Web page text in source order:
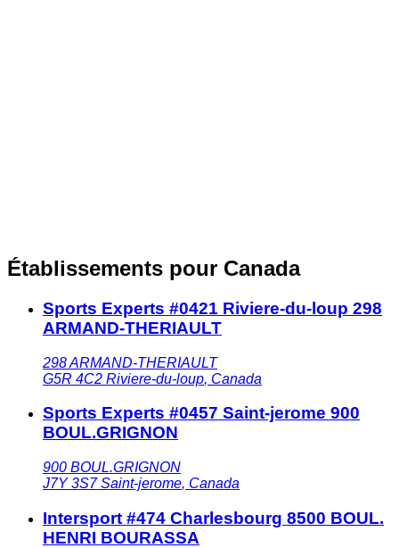
Établissements pour Canada
Sports Experts #0421 Riviere-du-loup 298
ARMAND-THERIAULT
298 ARMAND-THERIAULT
G5R 4C2 Riviere-du-loup, Canada
Sports Experts #0457 Saint-jerome 900
BOUL.GRIGNON
900 BOUL.GRIGNON
J7Y 3S7 Saint-jerome, Canada
Intersport #474 Charlesbourg 8500 BOUL.
HENRI BOURASSA